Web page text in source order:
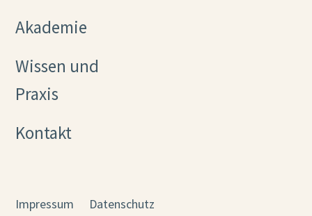
Akademie
Wissen und
Praxis
Kontakt
Impressum Datenschutz